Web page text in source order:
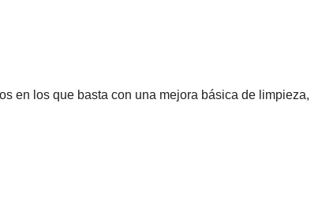
en los que basta con una mejora básica de limpieza,